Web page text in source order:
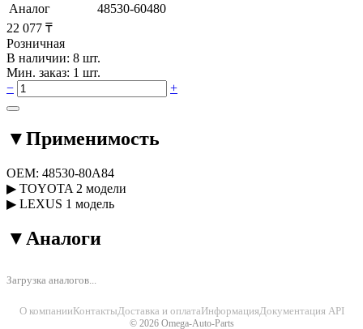
Аналог
48530-60480
22 077 ₸
Розничная
В наличии: 8 шт.
Мин. заказ: 1 шт.
−
+
▼Применимость
OEM: 48530-80A84
▶ TOYOTA 2 модели
▶ LEXUS 1 модель
▼ Аналоги
Загрузка аналогов...
О компанииКонтактыДоставка и оплатаИнформацияДокументация API
© 2026 Omega-Auto-Parts